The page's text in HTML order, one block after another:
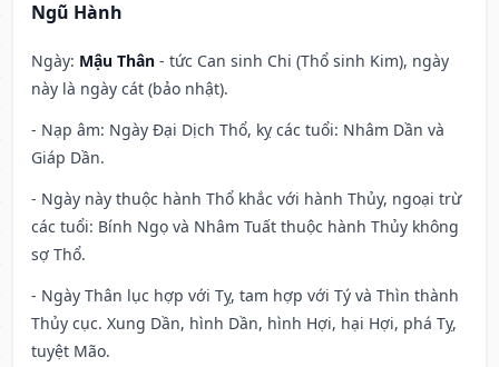
Ngũ Hành
Ngày: Mậu Thân - tức Can sinh Chi (Thổ sinh Kim), ngày
này là ngày cát (bảo nhật).
- Nạp âm: Ngày Đại Dịch Thổ, kỵ các tuổi: Nhâm Dần và
Giáp Dần.
- Ngày này thuộc hành Thổ khắc với hành Thủy, ngoại trừ
các tuổi: Bính Ngọ và Nhâm Tuất thuộc hành Thủy không
sợ Thổ.
- Ngày Thân lục hợp với Tỵ, tam hợp với Tý và Thìn thành
Thủy cục. Xung Dần, hình Dần, hình Hợi, hại Hợi, phá Tỵ,
tuyệt Mão.